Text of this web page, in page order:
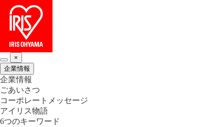
×
企業情報
企業情報
ごあいさつ
コーポレートメッセージ
アイリス物語
6つのキーワード